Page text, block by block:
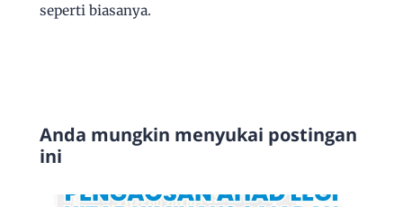
seperti biasanya.
Anda mungkin menyukai postingan
ini